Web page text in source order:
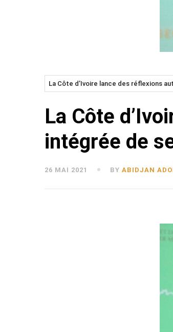
La Côte d’Ivoire lance des réflexions
La Côte
intégrée de
26 MAI 2021 BY ABIDJAN